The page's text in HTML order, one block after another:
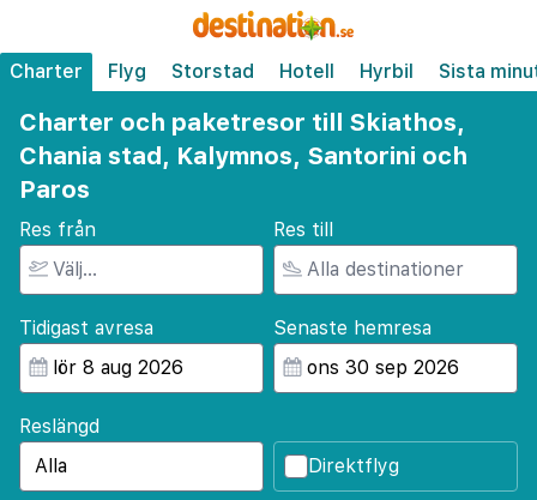
Charter Flyg Storstad Hotell Hyrbil Sista
Charter och paketresor till Skiathos,
Chania stad, Kalymnos, Santorini och
Paros
Res från Res till
Tidigast avresa Senaste hemresa
Reslängd
Direktflyg